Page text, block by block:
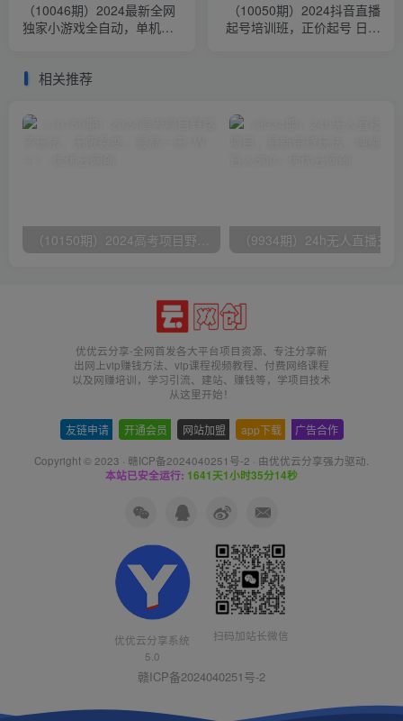
（10046期）2024最新全网
独家小游戏全自动，单机
（10050期）2024抖音直播
起号培训班，正价起号 日不
相关推荐
（10150期）2024高考项目野路子玩法，无限裂变，最高一天1W＋！
优优云分享-全网首发各大平台项目资源、专注分享新
出网上vip赚钱方法、vip课程视频教程、付费网络课程
以及网赚培训，学习引流、建站、赚钱等，学项目技术
从这里开始！
友链申请 开通会员 网站加盟 app下载 广告合作
Copyright © 2023 · 赣ICP备2024040251号-2 · 由优优云分享强力驱动.
本站已安全运行: 1641天1小时35分14秒
优优云分享系统
5.0
扫码加站长微信
赣ICP备2024040251号-2